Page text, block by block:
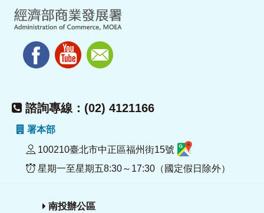
諮詢專線：(02) 4121166
署本部
100210臺北市中正區福州街15號
星期一至星期五8:30～17:30（國定假日除外）
南投辦公區